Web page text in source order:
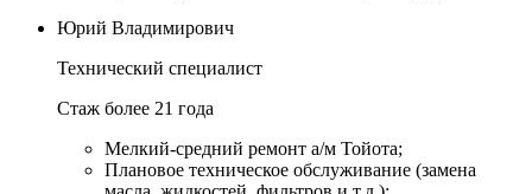
Юрий Владимирович
Технический специалист
Стаж более 21 года
Мелкий-средний ремонт а/м Тойота;
Плановое техническое обслуживание (замена